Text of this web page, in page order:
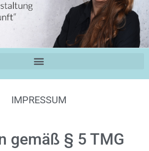
IMPRESSUM
gemäß § 5 TMG